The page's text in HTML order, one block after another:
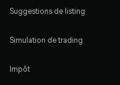
Suggestions de listing
Simulation de trading
Impôt